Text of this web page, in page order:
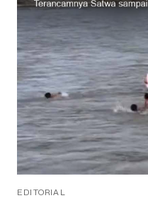
EDITORIAL